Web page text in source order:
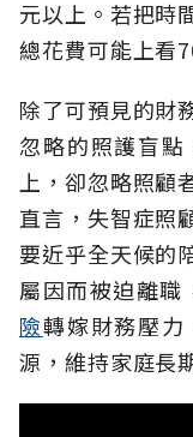
元以上。若把時
總花費可能上看
除了可預見的財
忽略的照護盲
上，卻忽略照顧
直言，失智症照
要近乎全天候的
屬因而被迫離職
險轉嫁財務壓
源，維持家庭長